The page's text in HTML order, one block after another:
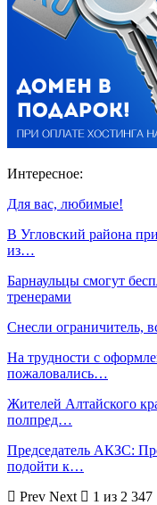
Интересное:
Для вас, любимые!
В Угловский района
из…
Барнаульцы смогут
тренерами
Снесли ограничитель,
На трудности с
пожаловались…
Жителей Алтайского
полпред…
Председатель АКЗС:
подойти к…
Prev Next
1 из 2 347